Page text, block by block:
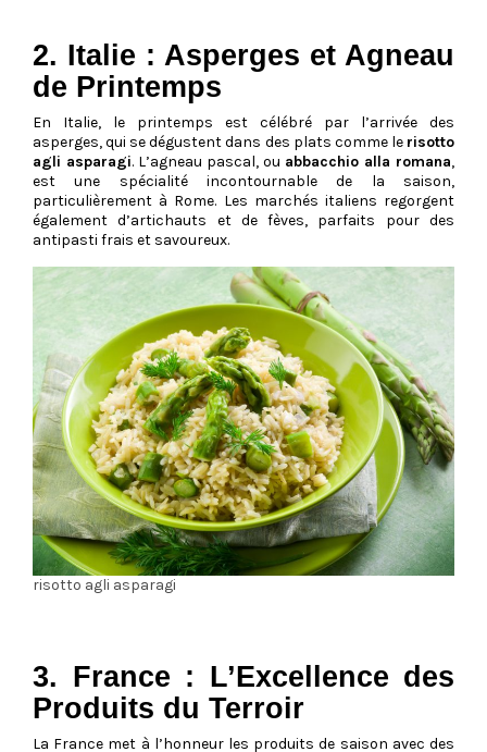
2. Italie : Asperges et Agneau
de Printemps
En Italie, le printemps est célébré par l’arrivée des
asperges, qui se dégustent dans des plats comme le risotto
agli asparagi. L’agneau pascal, ou abbacchio alla romana,
est une spécialité incontournable de la saison,
particulièrement à Rome. Les marchés italiens regorgent
également d’artichauts et de fèves, parfaits pour des
antipasti frais et savoureux.
risotto agli asparagi
3. France : L’Excellence des
Produits du Terroir
La France met à l’honneur les produits de saison avec des